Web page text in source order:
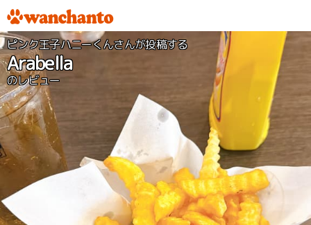
ピンク王子ハニーくんさんが投稿する
Arabella
のレビュー